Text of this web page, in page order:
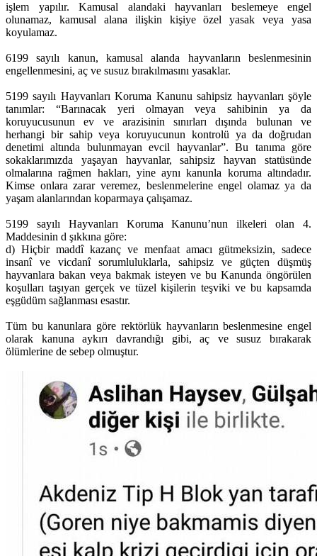
işlem yapılır. Kamusal alandaki hayvanları beslemeye engel
olunamaz, kamusal alana ilişkin kişiye özel yasak veya yasa
koyulamaz.
6199 sayılı kanun, kamusal alanda hayvanların beslenmesinin
engellenmesini, aç ve susuz bırakılmasını yasaklar.
5199 sayılı Hayvanları Koruma Kanunu sahipsiz hayvanları şöyle
tanımlar: “Barınacak yeri olmayan veya sahibinin ya da
koruyucusunun ev ve arazisinin sınırları dışında bulunan ve
herhangi bir sahip veya koruyucunun kontrolü ya da doğrudan
denetimi altında bulunmayan evcil hayvanlar”. Bu tanıma göre
sokaklarımızda yaşayan hayvanlar, sahipsiz hayvan statüsünde
olmalarına rağmen hakları, yine aynı kanunla koruma altındadır.
Kimse onlara zarar veremez, beslenmelerine engel olamaz ya da
yaşam alanlarından koparmaya çalışamaz.
5199 sayılı Hayvanları Koruma Kanunu’nun ilkeleri olan 4.
Maddesinin d şıkkına göre:
d) Hiçbir maddî kazanç ve menfaat amacı gütmeksizin, sadece
insanî ve vicdanî sorumluluklarla, sahipsiz ve güçten düşmüş
hayvanlara bakan veya bakmak isteyen ve bu Kanunda öngörülen
koşulları taşıyan gerçek ve tüzel kişilerin teşviki ve bu kapsamda
eşgüdüm sağlanması esastır.
Tüm bu kanunlara göre rektörlük hayvanların beslenmesine engel
olarak kanuna aykırı davrandığı gibi, aç ve susuz bırakarak
ölümlerine de sebep olmuştur.